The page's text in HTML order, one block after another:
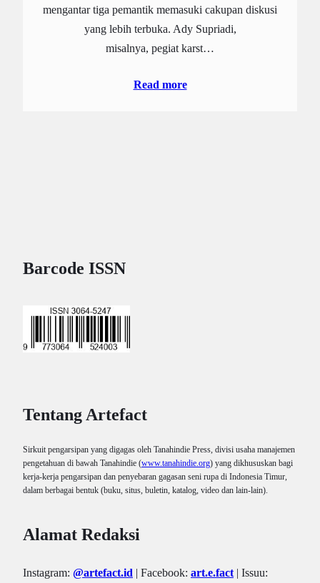
mengantar tiga pemantik memasuki cakupan diskusi
yang lebih terbuka. Ady Supriadi,
misalnya, pegiat karst…
Read more
Barcode ISSN
Tentang Artefact
Sirkuit pengarsipan yang digagas oleh Tanahindie Press, divisi usaha manajemen
pengetahuan di bawah Tanahindie (www.tanahindie.org) yang dikhususkan bagi
kerja-kerja pengarsipan dan penyebaran gagasan seni rupa di Indonesia Timur,
dalam berbagai bentuk (buku, situs, buletin, katalog, video dan lain-lain).
Alamat Redaksi
Instagram: @artefact.id | Facebook: art.e.fact | Issuu: